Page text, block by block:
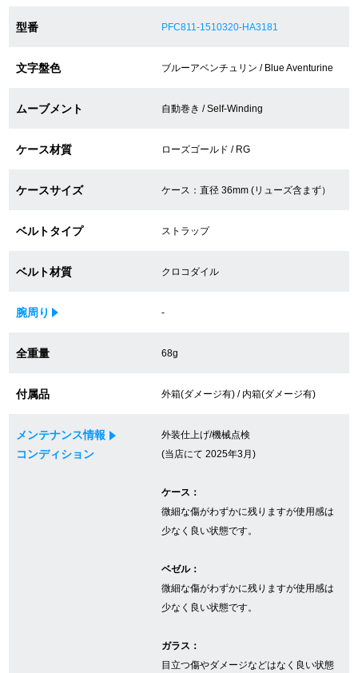
修理・メンテナンスをご希望の方
修理依頼をする
修理・メンテンナンスについて
オーバーホールについて
外装仕上げについて
電池交換について
店舗情報
型番 PFC811-1510320-HA3181
文字盤色 ブルーアベンチュリン / Blue Aventurine
ムーブメント 自動巻き / Self-Winding
ケース材質 ローズゴールド / RG
ケースサイズ ケース：直径 36mm (リューズ含まず）
ベルトタイプ ストラップ
ベルト材質 クロコダイル
腕周り -
全重量 68g
付属品 外箱(ダメージ有) / 内箱(ダメージ有)
メンテナンス情報
コンディション
外装仕上げ/機械点検
(当店にて 2025年3月)
ケース：
微細な傷がわずかに残りますが使用感は
少なく良い状態です。
ベゼル：
微細な傷がわずかに残りますが使用感は
少なく良い状態です。
ガラス：
目立つ傷やダメージなどはなく良い状態